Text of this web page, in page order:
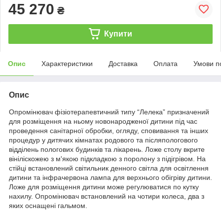
45 270 ₴
Купити
Опис Характеристики Доставка Оплата Умови
Опис
Опромінювач фізіотерапевтичний типу “Лелека” призначений
для розміщення на ньому новонародженої дитини під час
проведення санітарної обробки, огляду, сповивання та інших
процедур у дитячих кімнатах родового та післяпологового
відділень пологових будинків та лікарень. Ложе столу вкрите
вініліскожею з м'якою підкладкою з поролону з підігрівом. На
стійці встановлений світильник денного світла для освітлення
дитини та інфрачервона лампа для верхнього обігріву дитини.
Ложе для розміщення дитини може регулюватися по кутку
нахилу. Опромінювач встановлений на чотири колеса, два з
яких оснащені гальмом.